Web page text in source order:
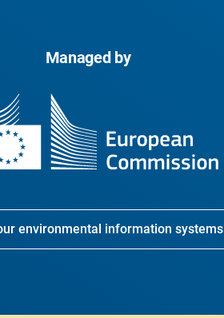
Managed by
environmental information systems